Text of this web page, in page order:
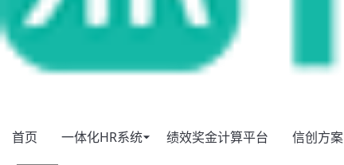
首页 一体化HR系统 绩效奖金计算平台 信创方案